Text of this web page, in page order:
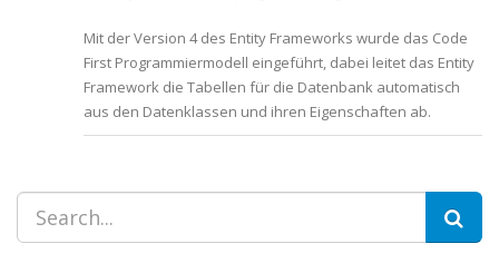
Mit der Version 4 des Entity Frameworks wurde das Code
First Programmiermodell eingeführt, dabei leitet das Entity
Framework die Tabellen für die Datenbank automatisch
aus den Datenklassen und ihren Eigenschaften ab.